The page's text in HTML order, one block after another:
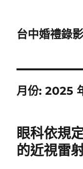
台中婚禮錄
月份:2025
眼科依規
的近視雷